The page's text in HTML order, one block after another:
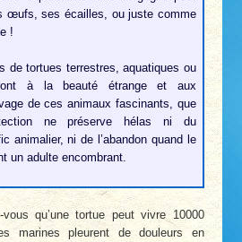
œufs, ses écailles, ou juste comme
!
de tortues terrestres, aquatiques ou
à la beauté étrange et aux
de ces animaux fascinants, que
ne préserve hélas ni du
animalier, ni de l’abandon quand le
un adulte encombrant.
vous qu’une tortue peut vivre 10000
marines pleurent de douleurs en